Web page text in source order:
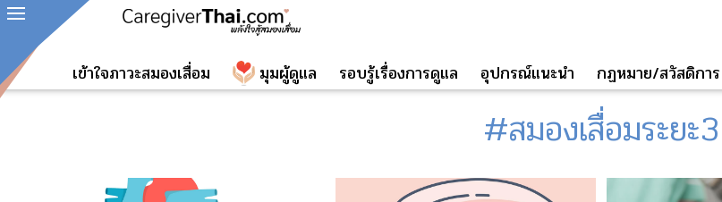
เข้าใจภาวะสมองเสื่อม มุมผู้ดูแล รอบรู้เรื่องการดูแล อุปกรณ์แนะนำ กฏหมาย/สวัสดิการ
#สมองเสื่อมระยะ3